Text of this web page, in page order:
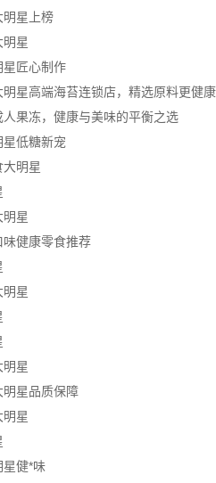
明星上榜
明星
星匠心制作
星高端海苔连锁店，精选原料更健康
果冻，健康与美味的平衡之选
低糖新宠
明星
明星
味健康零食推荐
明星
明星
星品质保障
明星
星健*味